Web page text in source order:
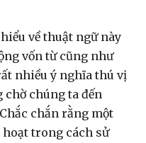
về thuật ngữ này
vốn từ cũng như
nhiều ý nghĩa thú vị
chờ chúng ta đến
chắn rằng một
trong cách sử